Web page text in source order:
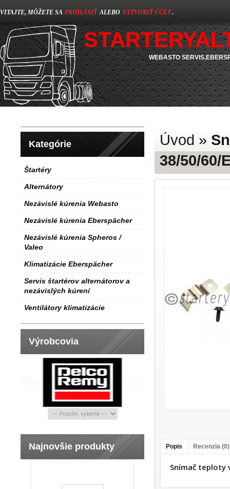
VITAJTE, MÔŽETE SA PRIHLÁSIŤ ALEBO VYTVORIŤ ÚČET.
WEBASTO
Kategórie
Štartéry
Alternátory
Nezávislé kúrenia Webasto
Nezávislé kúrenia Eberspächer
Nezávislé kúrenia Spheros /
Valeo
Klimatizácie Eberspächer
Servis štartérov alternátorov a
nezávislých kúrení
Ventilátory klimatizácie
Výrobcovia
Najnovšie produkty
Úvod »
38/50/60/
Popis Recenzia (0)
Snímač teploty